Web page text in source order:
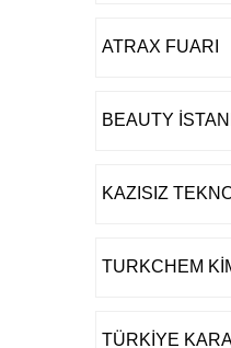
ATRAX FUARI
BEAUTY
KAZISIZ
TURKCHEM
TÜRKİYE